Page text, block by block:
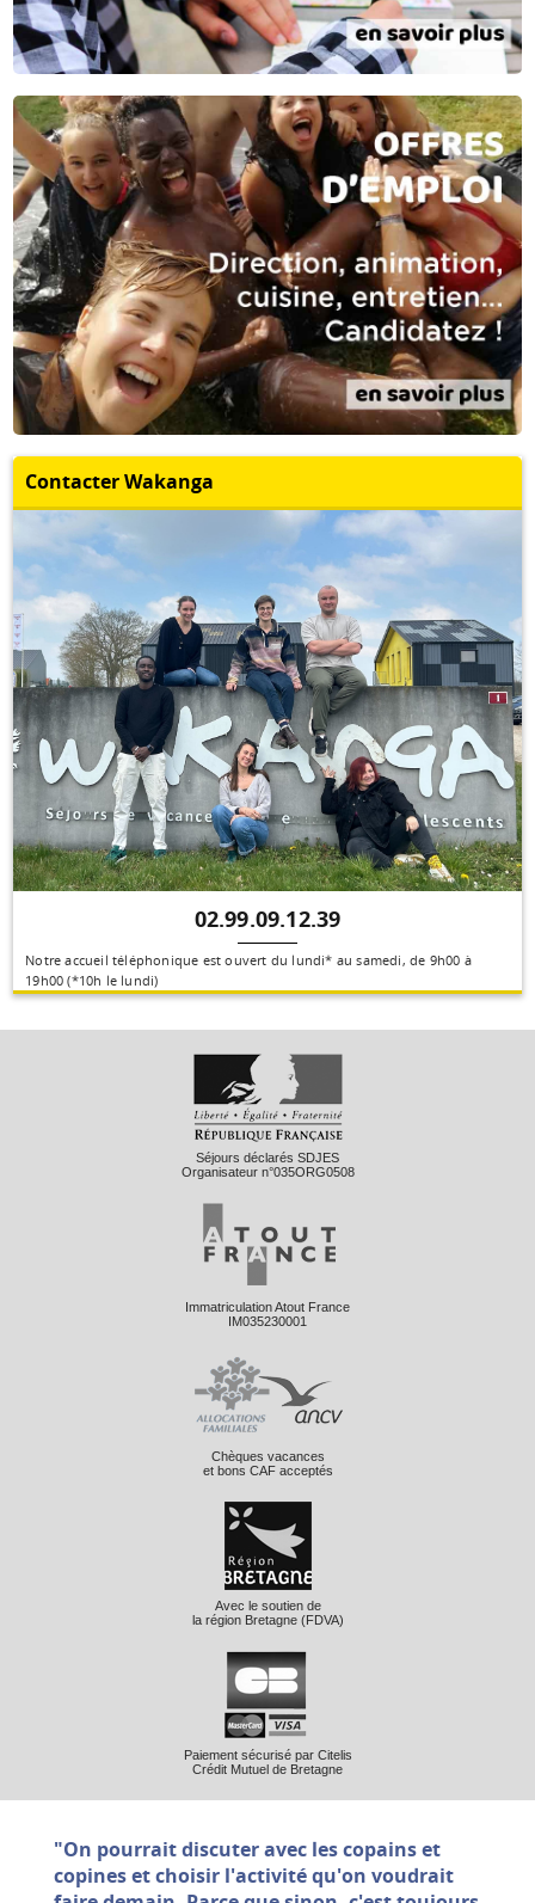
Contacter Wakanga
02.99.09.12.39
Notre accueil téléphonique est ouvert du lundi* au samedi, de 9h00 à
19h00 (*10h le lundi)
Séjours déclarés SDJES
Organisateur n°035ORG0508
Immatriculation Atout France
IM035230001
Chèques vacances
et bons CAF acceptés
Avec le soutien de
la région Bretagne (FDVA)
Paiement sécurisé par Citelis
Crédit Mutuel de Bretagne
"On pourrait discuter avec les copains et
copines et choisir l'activité qu'on voudrait